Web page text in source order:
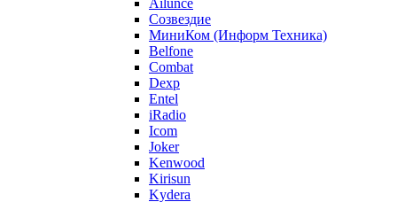
Ailunce
Созвездие
МиниКом (Информ Техника)
Belfone
Combat
Dexp
Entel
iRadio
Icom
Joker
Kenwood
Kirisun
Kydera